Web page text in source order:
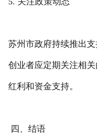
苏州市政府持续推出
创业者应定期关注相
红利和资金支持。
四、结语